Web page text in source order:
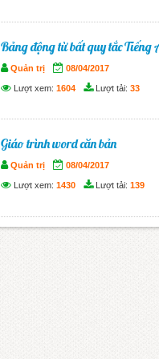
Bảng động từ bất quy tắc Tiếng
Quản trị 08/04/2017
Lượt xem: 1604 Lượt tải: 33
Giáo trình word căn bản
Quản trị 08/04/2017
Lượt xem: 1430 Lượt tải: 139